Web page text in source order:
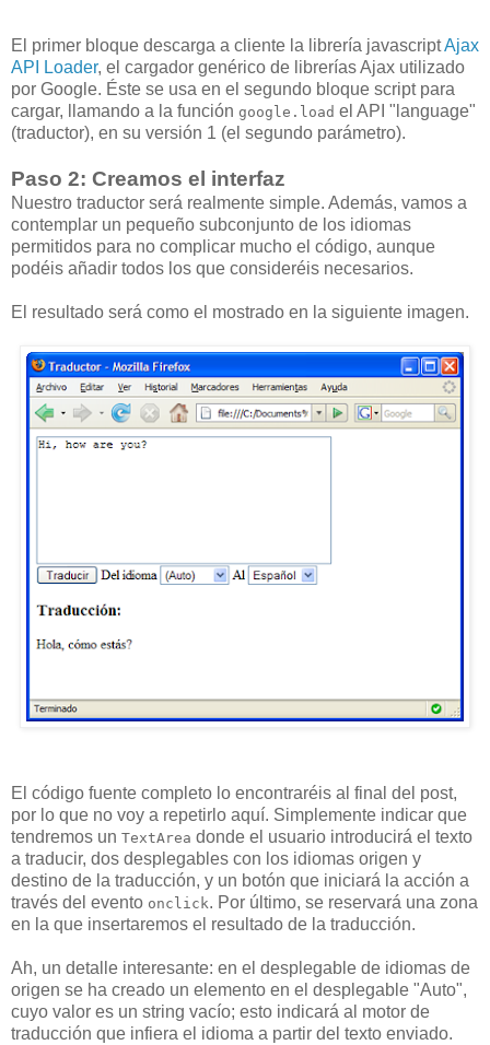
El primer bloque descarga a cliente la librería javascriptAjax
API Loader, el cargador genérico de librerías Ajax utilizado
por Google. Éste se usa en el segundo bloque script para
cargar, llamando a la función google.load el API "language"
(traductor), en su versión 1 (el segundo parámetro).
Paso 2: Creamos el interfaz
Nuestro traductor será realmente simple. Además, vamos a
contemplar un pequeño subconjunto de los idiomas
permitidos para no complicar mucho el código, aunque
podéis añadir todos los que consideréis necesarios.
El resultado será como el mostrado en la siguiente imagen.
El código fuente completo lo encontraréis al final del post,
por lo que no voy a repetirlo aquí. Simplemente indicar que
tendremos un TextArea donde el usuario introducirá el texto
a traducir, dos desplegables con los idiomas origen y
destino de la traducción, y un botón que iniciará la acción a
través del evento onclick. Por último, se reservará una zona
en la que insertaremos el resultado de la traducción.
Ah, un detalle interesante: en el desplegable de idiomas de
origen se ha creado un elemento en el desplegable "Auto",
cuyo valor es un string vacío; esto indicará al motor de
traducción que infiera el idioma a partir del texto enviado.